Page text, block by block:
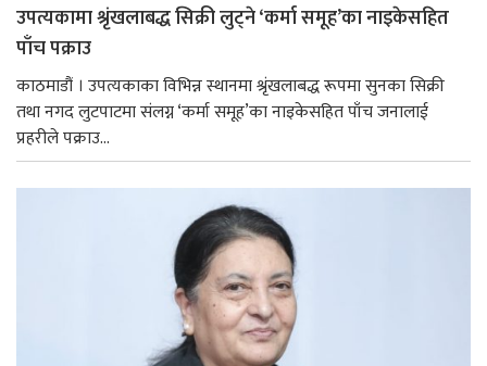
उपत्यकामा श्रृंखलाबद्ध सिक्री लुट्ने ‘कर्मा समूह’का नाइकेसहित
पाँच पक्राउ
काठमाडौं । उपत्यकाका विभिन्न स्थानमा श्रृंखलाबद्ध रूपमा सुनका सिक्री
तथा नगद लुटपाटमा संलग्न ‘कर्मा समूह’का नाइकेसहित पाँच जनालाई
प्रहरीले पक्राउ...